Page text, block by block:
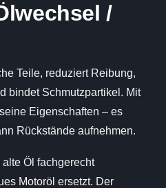
/
Teile, reduziert Reibung,
bindet Schmutzpartikel. Mit
Eigenschaften – es
Rückstände aufnehmen.
Öl fachgerecht
Motoröl ersetzt. Der